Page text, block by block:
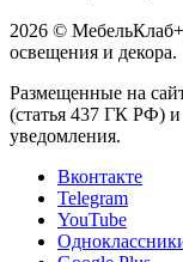
2026 ©
освещения и декора.
Размещенные на
(статья 437 ГК РФ)
уведомления.
Вконтакте
Telegram
YouTube